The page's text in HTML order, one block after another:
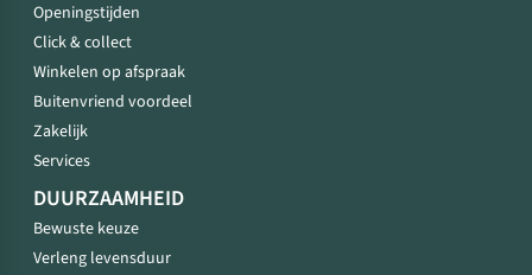
Openingstijden
Click & collect
Winkelen op afspraak
Buitenvriend voordeel
Zakelijk
Services
DUURZAAMHEID
Bewuste keuze
Verleng levensduur